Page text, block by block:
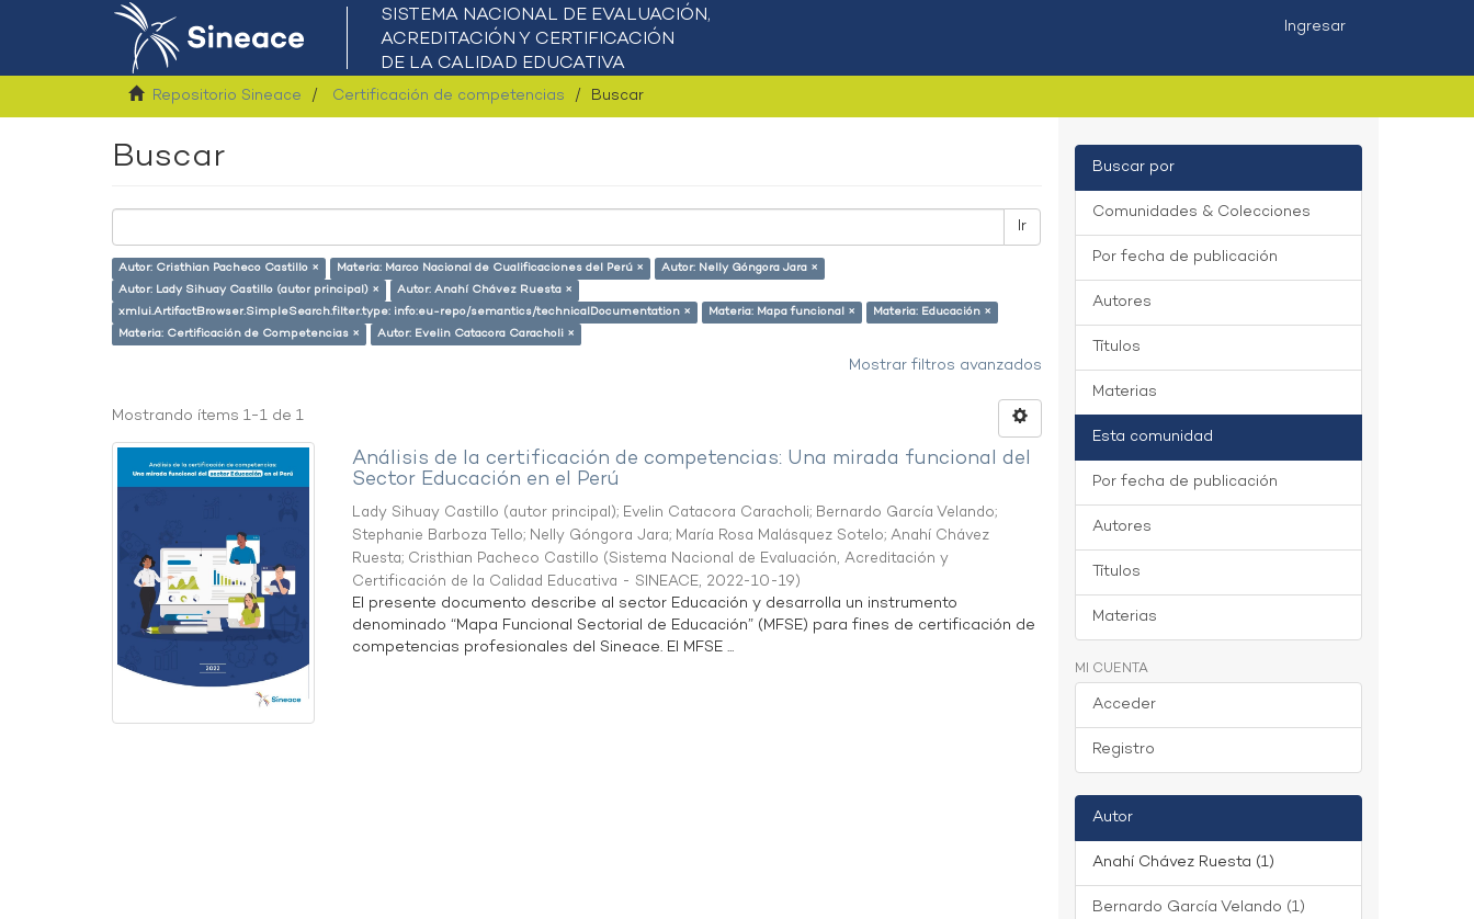
Ingresar
Repositorio Sineace Certificación de competencias Buscar
Buscar
Ir
Autor: Cristhian Pacheco Castillo × Materia: Marco Nacional de Cualificaciones del Perú ×
Autor: Nelly Góngora Jara ×
Autor: Lady Sihuay Castillo (autor principal) ×
Autor: Anahí Chávez Ruesta ×
xmlui.ArtifactBrowser.SimpleSearch.filter.type: info:eu-repo/semantics/technicalDocumentation ×
Materia: Mapa funcional ×
Materia: Educación ×
Materia: Certificación de Competencias ×
Autor: Evelin Catacora Caracholi ×
Mostrar filtros avanzados
Mostrando ítems 1-1 de 1
Análisis de la certificación de competencias: Una mirada funcional del
Sector Educación en el Perú
Lady Sihuay Castillo (autor principal); Evelin Catacora Caracholi; Bernardo García Velando;
Stephanie Barboza Tello; Nelly Góngora Jara; María Rosa Malásquez Sotelo;Anahí Chávez
Ruesta; Cristhian Pacheco Castillo (Sistema Nacional de Evaluación, Acreditación y
Certificación de la Calidad Educativa - SINEACE, 2022-10-19)
El presente documento describe al sector Educación y desarrolla un instrumento
denominado “Mapa Funcional Sectorial de Educación” (MFSE) para fines de certificación de
competencias profesionales del Sineace. El MFSE ...
Buscar por
Comunidades & Colecciones
Por fecha de publicación
Autores
Títulos
Materias
Esta comunidad
Por fecha de publicación
Autores
Títulos
Materias
MI CUENTA
Acceder
Registro
Autor
Anahí Chávez Ruesta (1)
Bernardo García Velando (1)